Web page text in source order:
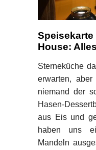
House:
Sterneküche
erwarten,
niemand der
Hasen-
aus Eis und
haben uns
Mandeln